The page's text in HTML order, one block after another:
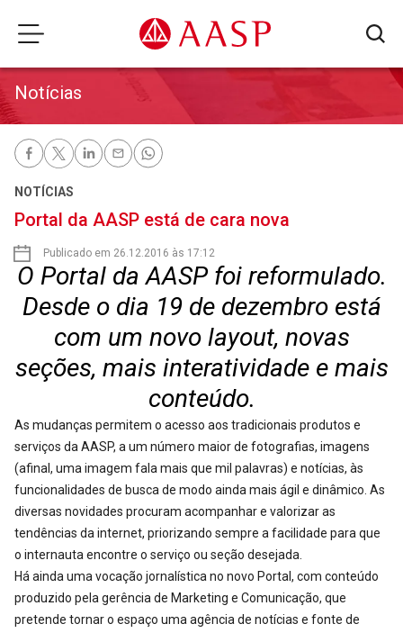
Notícias
NOTÍCIAS
Portal da AASP está de cara nova
Publicado em 26.12.2016 às 17:12
O Portal da AASP foi reformulado.
Desde o dia 19 de dezembro está
com um novo layout, novas
seções, mais interatividade e mais
conteúdo.
As mudanças permitem o acesso aos tradicionais produtos e
serviços da AASP, a um número maior de fotografias, imagens
(afinal, uma imagem fala mais que mil palavras) e notícias, às
funcionalidades de busca de modo ainda mais ágil e dinâmico. As
diversas novidades procuram acompanhar e valorizar as
tendências da internet, priorizando sempre a facilidade para que
o internauta encontre o serviço ou seção desejada.
Há ainda uma vocação jornalística no novo Portal, com conteúdo
produzido pela gerência de Marketing e Comunicação, que
pretende tornar o espaço uma agência de notícias e fonte de